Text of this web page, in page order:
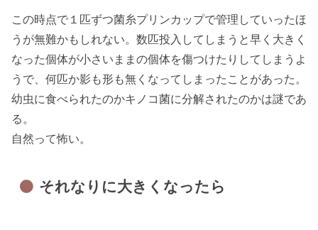
この時点で１匹ずつ菌糸プリンカップで管理していったほ
うが無難かもしれない。数匹投入してしまうと早く大きく
なった個体が小さいままの個体を傷つけたりしてしまうよ
うで、何匹か影も形も無くなってしまったことがあった。
幼虫に食べられたのかキノコ菌に分解されたのかは謎であ
る。
自然って怖い。
それなりに大きくなったら